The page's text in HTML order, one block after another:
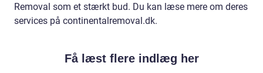
Removal som et stærkt bud. Du kan læse mere om deres
services på continentalremoval.dk.
Få læst flere indlæg her